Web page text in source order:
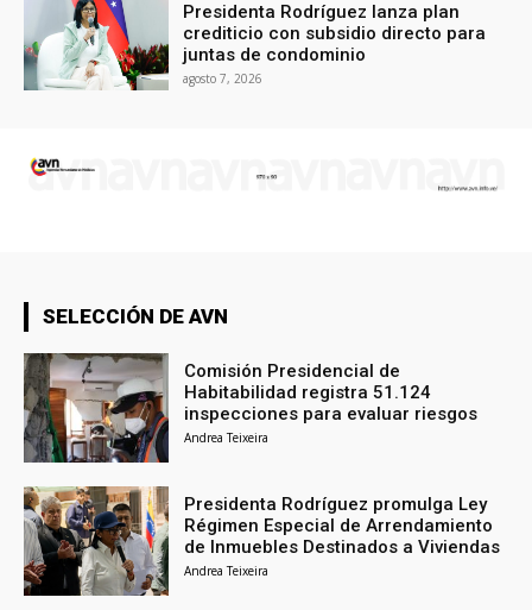
Presidenta Rodríguez lanza plan
crediticio con subsidio directo para
juntas de condominio
agosto 7, 2026
SELECCIÓN DE AVN
Comisión Presidencial de
Habitabilidad registra 51.124
inspecciones para evaluar riesgos
Andrea Teixeira
Presidenta Rodríguez promulga Ley
Régimen Especial de Arrendamiento
de Inmuebles Destinados a Viviendas
Andrea Teixeira